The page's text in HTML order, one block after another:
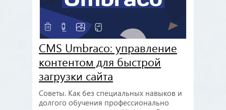
CMS Umbraco: управление
контентом для быстрой
загрузки сайта
Советы. Как без специальных навыков и
долгого обучения профессионально